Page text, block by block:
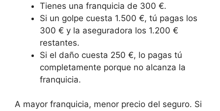
Tienes una franquicia de 300 €.
Si un golpe cuesta 1.500 €, tú pagas los
300 € y la aseguradora los 1.200 €
restantes.
Si el daño cuesta 250 €, lo pagas tú
completamente porque no alcanza la
franquicia.
A mayor franquicia, menor precio del seguro. Si